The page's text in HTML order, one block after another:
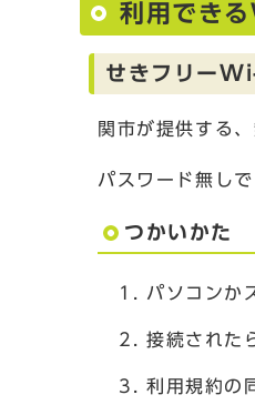
利用でき
せきフリー
関市が提供する
パスワード無し
つかいかた
パソコンか
接続された
利用規約の